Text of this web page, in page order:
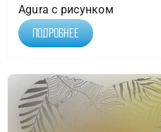
Agura с рисунком
Подробнее